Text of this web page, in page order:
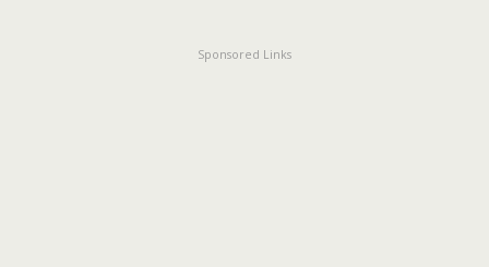
Sponsored Links